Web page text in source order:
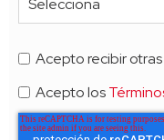
Acepto recibir
Acepto los